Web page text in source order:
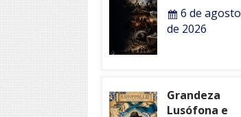
6 de agosto
de 2026
Grandeza
Lusófona e